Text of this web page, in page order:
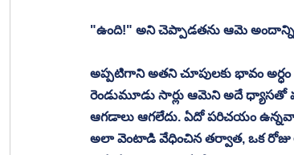
"ఉంది!" అని చెప్పాడతను ఆమె అందాన్ని
అప్పటిగాని అతని చూపులకు భావం
రెండుమూడు సార్లు ఆమెని అదే
ఆగడాలు ఆగలేదు. ఏదో పరిచయం
అలా వెంటాడి వేధించిన తర్వాత, ఒక రోజు